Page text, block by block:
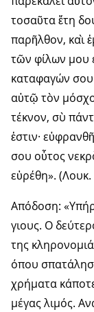
τοσαῦτα ἔτη
παρῆλθον, καὶ
τῶν φίλων μου
καταφαγών
αὐτῷ τὸν
τέκνον, σὺ
ἐστιν·
σου οὗτος
εὑρέθη». (Λουκ.
Απόδοση:
γιους. Ο
της
όπου
χρήματα
μέγας λιμός.